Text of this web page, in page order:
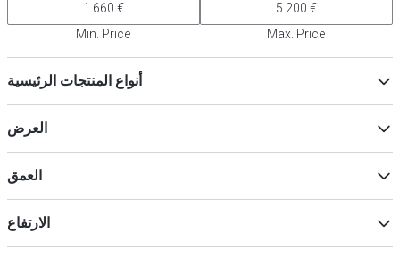
Min. Price Max. Price
أنواع المنتجات الرئيسية
(
3
)
العرض
العمق
الارتفاع